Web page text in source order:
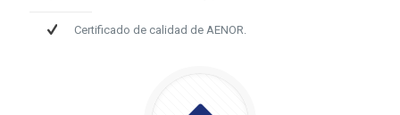
Certificado de calidad de AENOR.